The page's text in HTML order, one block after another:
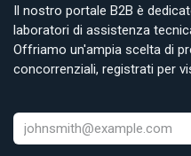
Il nostro portale B2B è
laboratori di assistenza
Offriamo un'ampia scelta di
concorrenziali, registrati per